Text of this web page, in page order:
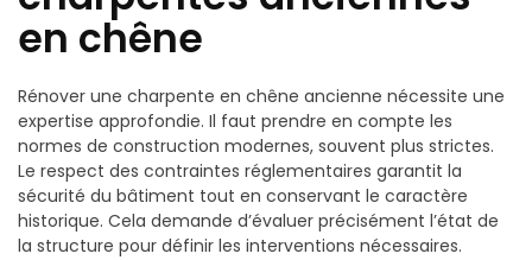
en chêne
Rénover une charpente en chêne ancienne nécessite une
expertise approfondie. Il faut prendre en compte les
normes de construction modernes, souvent plus strictes.
Le respect des contraintes réglementaires garantit la
sécurité du bâtiment tout en conservant le caractère
historique. Cela demande d’évaluer précisément l’état de
la structure pour définir les interventions nécessaires.